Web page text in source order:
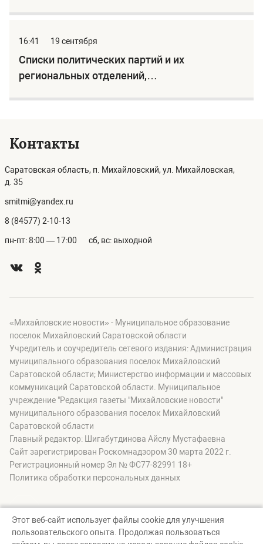
многоквартирном доме отдельным
категориям граждан
16:41 19 сентября
Списки политических партий и их
региональных отделений,
сентября 2021 года принимать участие в
Контакты
Саратовская область, п. Михайловский, ул. Михайловская,
д. 35
smitmi@yandex.ru
8 (84577) 2-10-13
пн-пт: 8:00 — 17:00 сб, вс: выходной
«Михайловские новости» - Муниципальное образование
поселок Михайловский Саратовской области
Учредитель и соучредитель сетевого издания: Администрация
муниципального образования поселок Михайловский
Саратовской области; Министерство информации и массовых
коммуникаций Саратовской области. Муниципальное
учреждение "Редакция газеты "Михайловские новости"
муниципального образования поселок Михайловский
Саратовской области
Главный редактор: Шигабутдинова Айслу Мустафаевна
Сайт зарегистрирован Роскомнадзором 30 марта 2022 г.
Регистрационный номер Эл № ФС77-82991 18+
Политика обработки персональных данных
© Михайловские новости, 2026
Этот веб-сайт использует файлы cookie для улучшения
пользовательского опыта. Продолжая пользоваться